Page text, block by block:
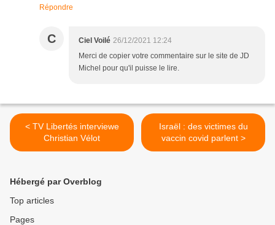
Répondre
C Ciel Voilé 26/12/2021 12:24
Merci de copier votre commentaire sur le site de JD
Michel pour qu'il puisse le lire.
< TV Libertés interviewe
Christian Vélot
Israël : des victimes du
vaccin covid parlent >
Hébergé par Overblog
Top articles
Pages